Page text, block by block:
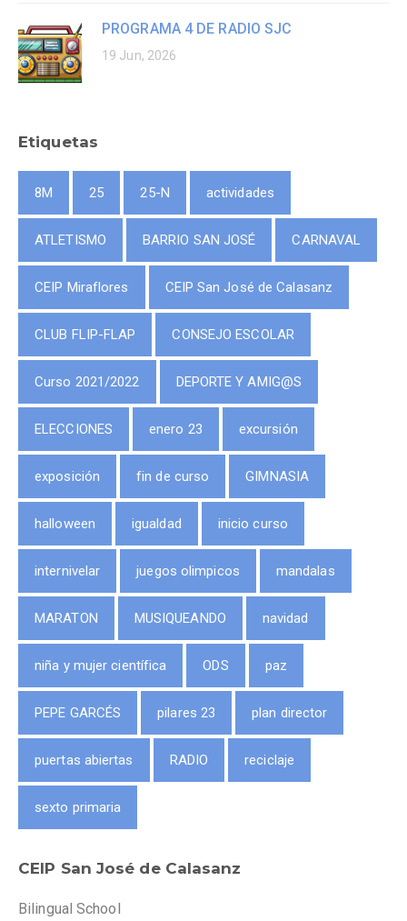
PROGRAMA 4 DE RADIO SJC
19 Jun, 2026
Etiquetas
8M 25 25-N actividades
ATLETISMO BARRIO SAN JOSÉ CARNAVAL
CEIP Miraflores CEIP San José de Calasanz
CLUB FLIP-FLAP CONSEJO ESCOLAR
Curso 2021/2022 DEPORTE Y AMIG@S
ELECCIONES enero 23 excursión
exposición fin de curso GIMNASIA
halloween igualdad inicio curso
internivelar juegos olimpicos mandalas
MARATON MUSIQUEANDO navidad
niña y mujer científica ODS paz
PEPE GARCÉS pilares 23 plan director
puertas abiertas RADIO reciclaje
sexto primaria
CEIP San José de Calasanz
Bilingual School